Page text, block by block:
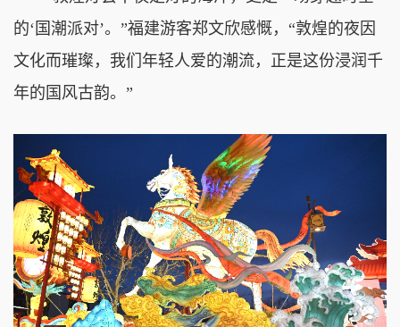
的‘国潮派对’。”福建游客郑文欣感慨，“敦煌的夜因
文化而璀璨，我们年轻人爱的潮流，正是这份浸润千
年的国风古韵。”